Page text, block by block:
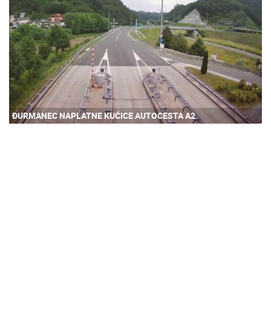
ĐURMANEC NAPLATNE KUĆICE AUTOCESTA A2